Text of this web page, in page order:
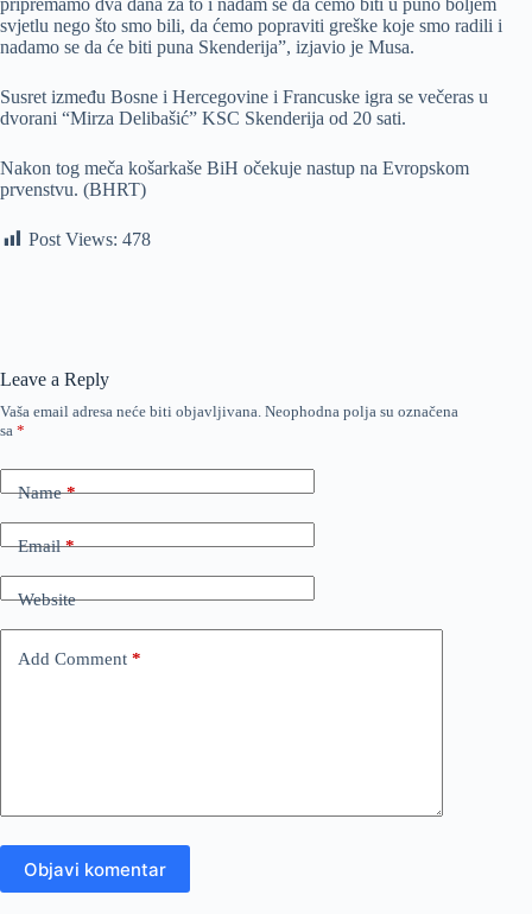
pripremamo dva dana za to i nadam se da ćemo biti u puno boljem
svjetlu nego što smo bili, da ćemo popraviti greške koje smo radili i
nadamo se da će biti puna Skenderija”, izjavio je Musa.
Susret između Bosne i Hercegovine i Francuske igra se večeras u
dvorani “Mirza Delibašić” KSC Skenderija od 20 sati.
Nakon tog meča košarkaše BiH očekuje nastup na Evropskom
prvenstvu. (BHRT)
Post Views: 478
Leave a Reply
Vaša email adresa neće biti objavljivana. Neophodna polja su označena
sa *
Name*
Email*
Website
Add Comment *
Objavi komentar